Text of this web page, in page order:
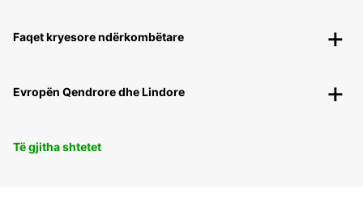
Faqet kryesore ndërkombëtare
Evropën Qendrore dhe Lindore
Të gjitha shtetet